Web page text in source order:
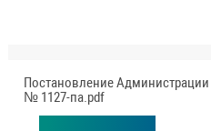
Постановление Администрации
№ 1127-па.pdf